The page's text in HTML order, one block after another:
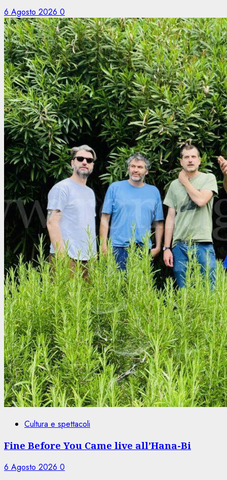
6 Agosto 2026 0
Cultura e spettacoli
Fine Before You Came live all’Hana-Bi
6 Agosto 2026 0